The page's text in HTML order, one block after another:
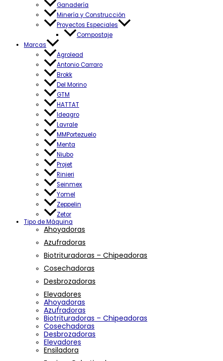
Ganadería
Minería y Construcción
Proyectos Especiales
Compostaje
Marcas
Agrolead
Antonio Carraro
Brokk
Del Morino
GTM
HATTAT
Ideagro
Lavrale
MMPortezuelo
Menta
Niubo
Projet
Rinieri
Seinmex
Yomel
Zeppelin
Zetor
Tipo de Máquina
Ahoyadoras
Azufradoras
Biotrituradoras – Chipeadoras
Cosechadoras
Desbrozadoras
Elevadores
Ahoyadoras
Azufradoras
Biotrituradoras – Chipeadoras
Cosechadoras
Desbrozadoras
Elevadores
Ensiladora